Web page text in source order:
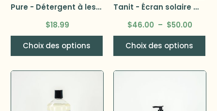
Pure - Détergent à lessive 2,5L
$18.99
Choix des options
Tanit - Écran solaire minéral hydratant 90ml –
$46.00 – $50.00
Choix des options